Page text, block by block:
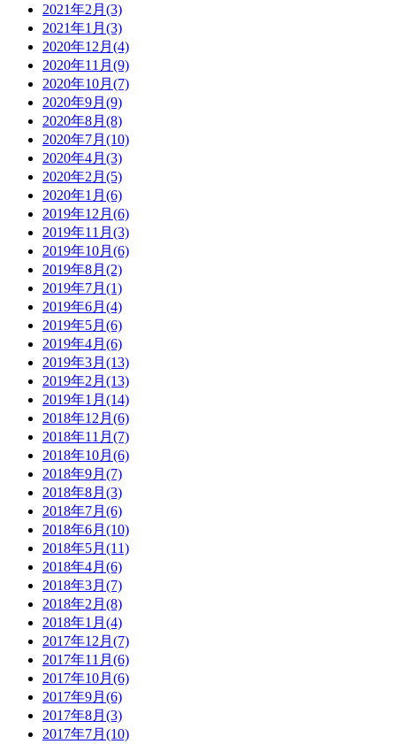
2021年2月(3)
2021年1月(3)
2020年12月(4)
2020年11月(9)
2020年10月(7)
2020年9月(9)
2020年8月(8)
2020年7月(10)
2020年4月(3)
2020年2月(5)
2020年1月(6)
2019年12月(6)
2019年11月(3)
2019年10月(6)
2019年8月(2)
2019年7月(1)
2019年6月(4)
2019年5月(6)
2019年4月(6)
2019年3月(13)
2019年2月(13)
2019年1月(14)
2018年12月(6)
2018年11月(7)
2018年10月(6)
2018年9月(7)
2018年8月(3)
2018年7月(6)
2018年6月(10)
2018年5月(11)
2018年4月(6)
2018年3月(7)
2018年2月(8)
2018年1月(4)
2017年12月(7)
2017年11月(6)
2017年10月(6)
2017年9月(6)
2017年8月(3)
2017年7月(10)